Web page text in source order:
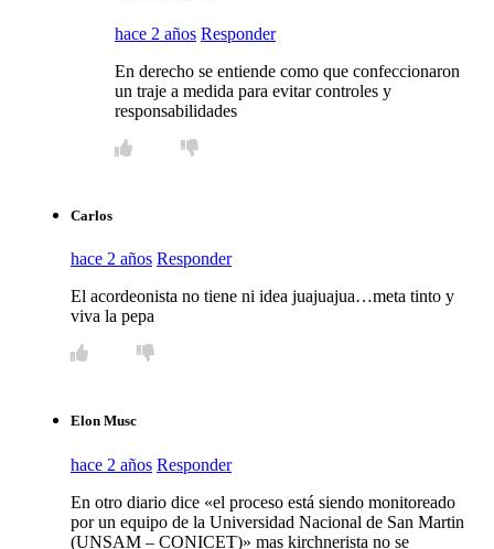
hace 2 años Responder
En derecho se entiende como que confeccionaron
un traje a medida para evitar controles y
responsabilidades
Carlos
hace 2 años Responder
El acordeonista no tiene ni idea juajuajua…meta tinto y
viva la pepa
Elon Musc
hace 2 años Responder
En otro diario dice «el proceso está siendo monitoreado
por un equipo de la Universidad Nacional de San Martin
(UNSAM – CONICET)» mas kirchnerista no se